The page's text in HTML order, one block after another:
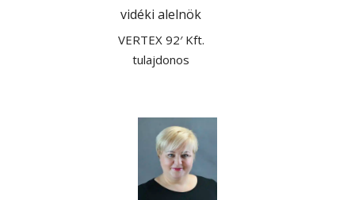
vidéki alelnök
VERTEX 92′ Kft.
tulajdonos